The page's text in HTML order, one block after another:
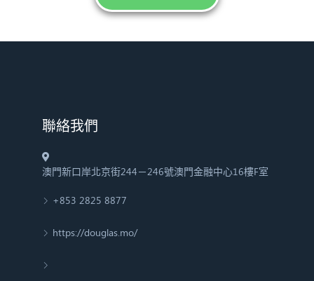
​聯絡我們
澳門新口岸北京街244－246號澳門金融中心16樓F室
+853 2825 8877
https://douglas.mo/